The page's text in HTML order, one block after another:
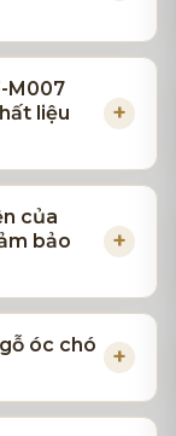
M007
liệu
của
bảo
óc chó